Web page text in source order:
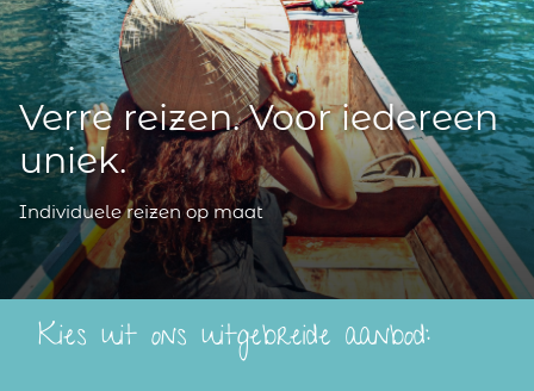
Verre reizen. Voor iedereen
uniek.
Individuele reizen op maat
Kies uit ons uitgebreide aanbod: